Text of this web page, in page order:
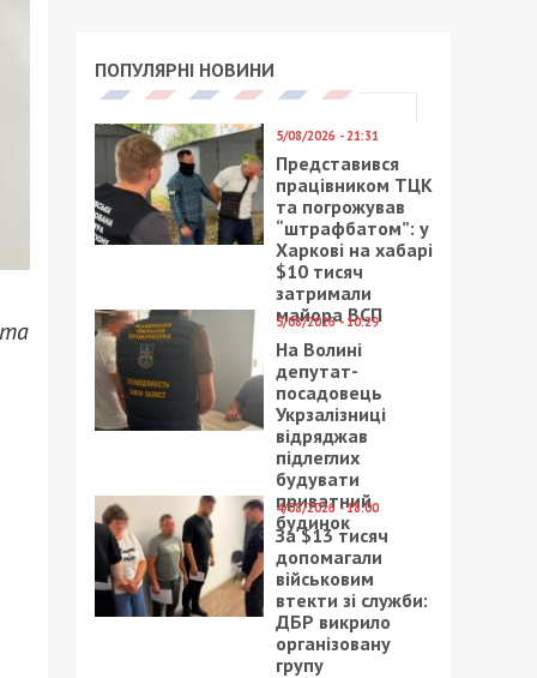
ПОПУЛЯРНІ НОВИНИ
5/08/2026 - 21:31
Представився
працівником ТЦК
та погрожував
“штрафбатом”: у
Харкові на хабарі
$10 тисяч
затримали
майора ВСП
5/08/2026 - 10:29
На Волині
депутат-
посадовець
Укрзалізниці
відряджав
підлеглих
будувати
приватний
будинок
4/08/2026 - 18:00
За $13 тисяч
допомагали
військовим
втекти зі служби:
ДБР викрило
організовану
групу